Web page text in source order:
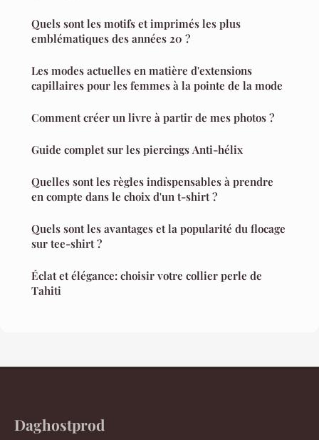
Quels sont les motifs et imprimés les plus
emblématiques des années 20 ?
Les modes actuelles en matière d'extensions
capillaires pour les femmes à la pointe de la mode
Comment créer un livre à partir de mes photos ?
Guide complet sur les piercings Anti-hélix
Quelles sont les règles indispensables à prendre
en compte dans le choix d'un t-shirt ?
Quels sont les avantages et la popularité du flocage
sur tee-shirt ?
Éclat et élégance: choisir votre collier perle de
Tahiti
Daghostprod